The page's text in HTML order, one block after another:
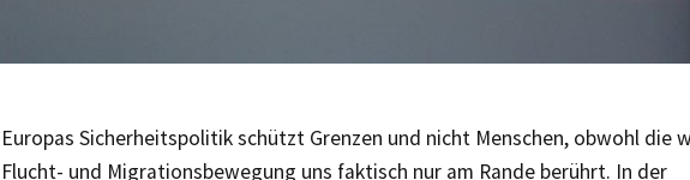
Europas Sicherheitspolitik schützt Grenzen und nicht Menschen, obwohl die
Flucht- und Migrationsbewegung uns faktisch nur am Rande berührt. In der